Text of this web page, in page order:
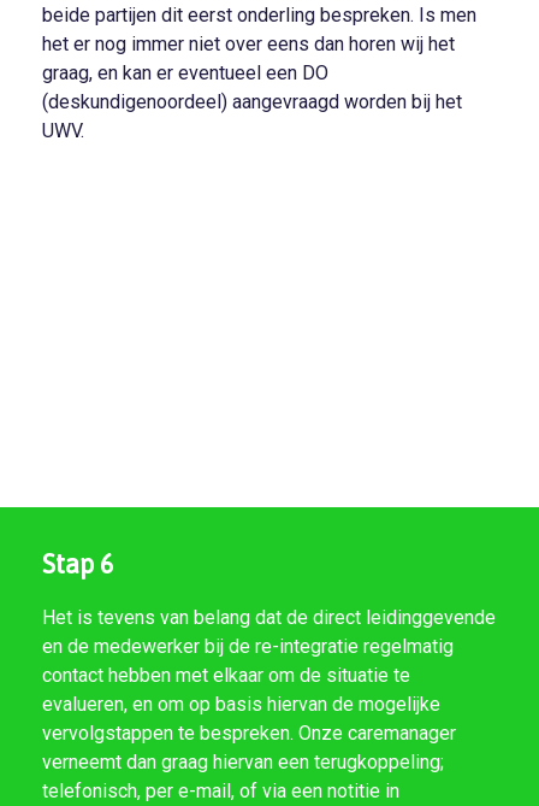
beide partijen dit eerst onderling bespreken. Is men
het er nog immer niet over eens dan horen wij het
graag, en kan er eventueel een DO
(deskundigenoordeel) aangevraagd worden bij het
UWV.
Stap 6
Het is tevens van belang dat de direct leidinggevende
en de medewerker bij de re-integratie regelmatig
contact hebben met elkaar om de situatie te
evalueren, en om op basis hiervan de mogelijke
vervolgstappen te bespreken. Onze caremanager
verneemt dan graag hiervan een terugkoppeling;
telefonisch, per e-mail, of via een notitie in